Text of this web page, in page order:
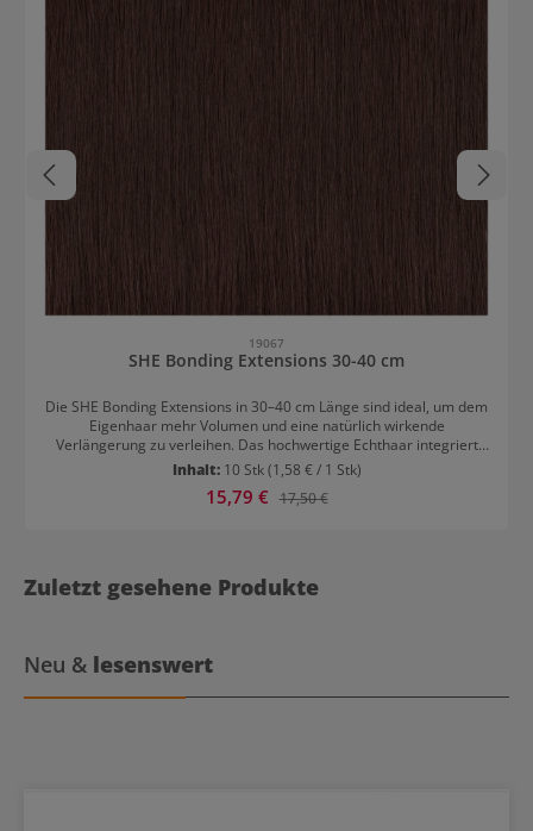
19067
SHE Bonding Extensions 30-40 cm
Die SHE Bonding Extensions in 30–40 cm Länge sind ideal, um dem
Eigenhaar mehr Volumen und eine natürlich wirkende
Verlängerung zu verleihen. Das hochwertige Echthaar integriert
sich harmonisch in die vorhandene Haarstruktur und sorgt für
weiche Übergänge sowie ein authentisches Gesamtbild. Dank der
vielfältigen Farbauswahl lässt sich die passende Nuance perfekt
Sie bieten einen zuverlässigen Halt und hohen Tragekomfort,
sodass die Haarverlängerung auch im Alltag angenehm zu tragen
und natürliche Ergebnisse. Highlights: Hochwertige Echthaar-
Extensions mit Keratin-BondingsLänge von 30–40 cm für natürliche
Haarverlängerungen und Haarverdichtungen Unauffällige und
Inhalt: 10 Stk(1,58 € / 1 Stk)
Verkaufspreis:
15,79 € Regulärer Preis:
17,50 €
Zuletzt gesehene Produkte
Neu & lesenswert